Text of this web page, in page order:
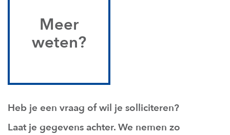
Meer
weten?
Heb je een vraag of wil je solliciteren?
Laat je gegevens achter. We nemen zo